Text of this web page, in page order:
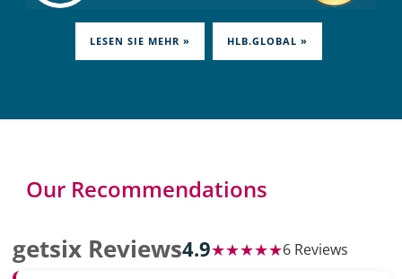
LESEN SIE MEHR » HLB.GLOBAL »
Our Recommendations
getsix Reviews4.9★★★★★6 Reviews